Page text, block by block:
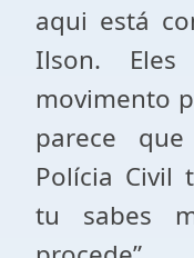
aqui está
Ilson.
movimento
parece
Polícia Civil
tu sabes